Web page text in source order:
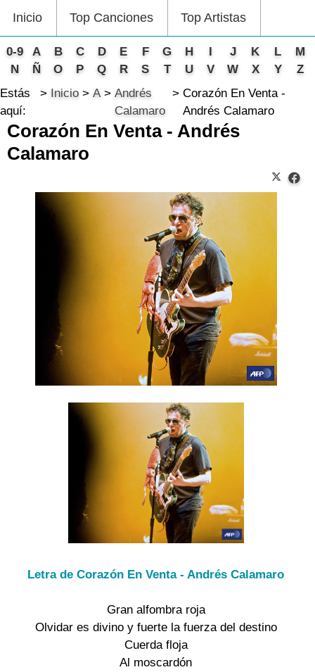
Inicio Top Canciones Top Artistas
0-9 A B C D E F G H I J K L
M
N
Ñ O P Q R S T U V W X Y
Z
Estás
aquí:
Inicio A
Andrés
Calamaro
Corazón En Venta -
Andrés Calamaro
Corazón En Venta - Andrés
Calamaro
Letra de Corazón En Venta - Andrés Calamaro
Gran alfombra roja
Olvidar es divino y fuerte la fuerza del destino
Cuerda floja
Al moscardón